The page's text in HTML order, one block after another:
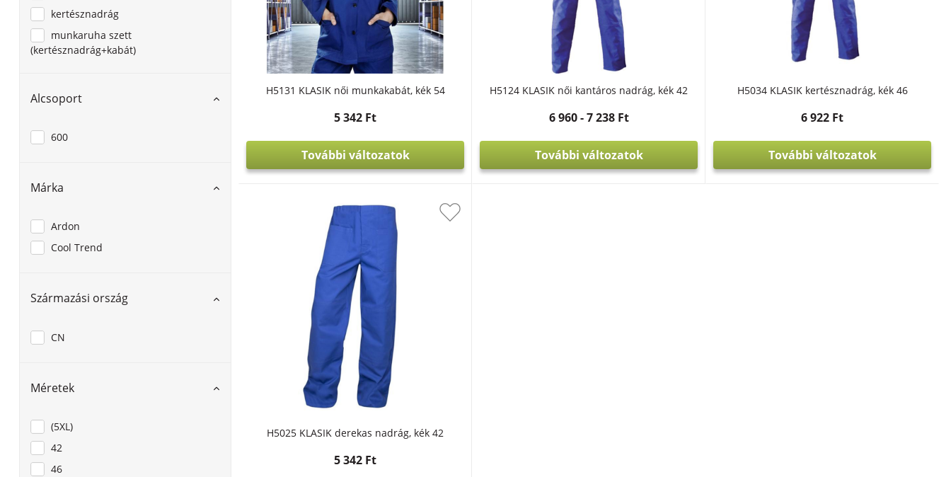
kertésznadrág
munkaruha szett
(kertésznadrág+kabát)
Alcsoport
600
Márka
Ardon
Cool Trend
Származási ország
CN
Méretek
(5XL)
42
46
H5131 KLASIK női munkakabát, kék 54
5 342 Ft
További változatok
H5124 KLASIK női kantáros nadrág, kék 42
6 960 - 7 238 Ft
További változatok
H5034 KLASIK kertésznadrág, kék 46
6 922 Ft
További változatok
H5025 KLASIK derekas nadrág, kék 42
5 342 Ft